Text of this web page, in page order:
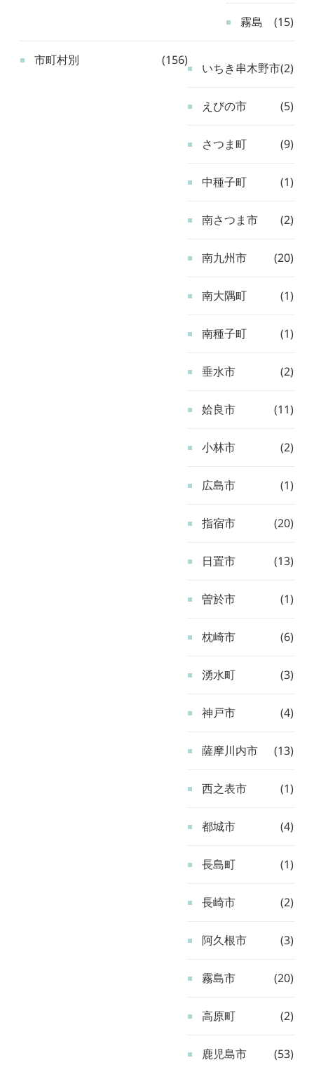
霧島 (15)
市町村別 (156)
いちき串木野市(2)
えびの市 (5)
さつま町 (9)
中種子町 (1)
南さつま市 (2)
南九州市 (20)
南大隅町 (1)
南種子町 (1)
垂水市 (2)
姶良市 (11)
小林市 (2)
広島市 (1)
指宿市 (20)
日置市 (13)
曽於市 (1)
枕崎市 (6)
湧水町 (3)
神戸市 (4)
薩摩川内市 (13)
西之表市 (1)
都城市 (4)
長島町 (1)
長崎市 (2)
阿久根市 (3)
霧島市 (20)
高原町 (2)
鹿児島市 (53)